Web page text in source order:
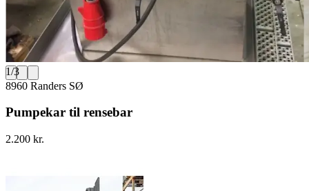
1/3
8960 Randers SØ
Pumpekar til rensebar
2.200 kr.